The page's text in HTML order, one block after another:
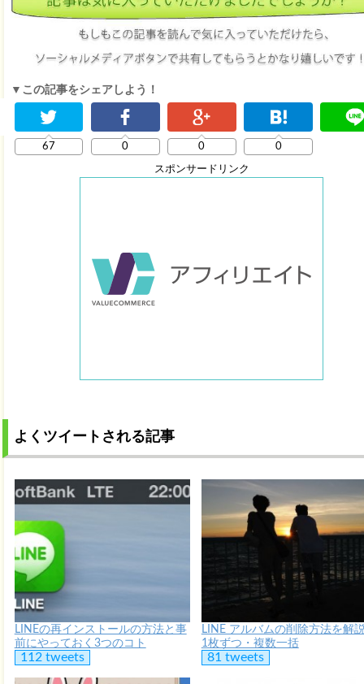
▼この記事をシェアしよう！
67 0 0 0
スポンサードリンク
よくツイートされる記事
LINEの再インストールの方法と事
前にやっておく3つのコト
112 tweets
LINE アルバムの削除方法を解
1枚ずつ・複数一括
81 tweets